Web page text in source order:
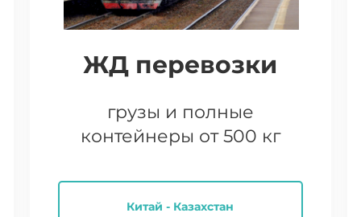
ЖД перевозки
грузы и полные
контейнеры от 500 кг
Китай - Казахстан